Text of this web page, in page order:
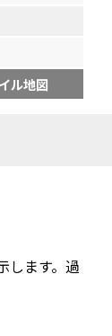
ル地図
します。過